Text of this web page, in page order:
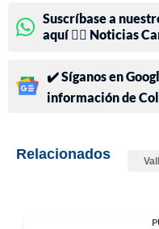
Suscríbase a
aquí 👉🏻 Noticias
✔️ Síganos en
información de
Relacionados